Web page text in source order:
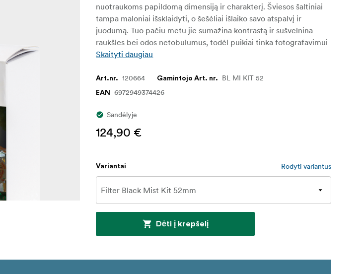
nuotraukoms papildomą dimensiją ir charakterį. Šviesos šaltiniai
tampa maloniai išsklaidyti, o šešėliai išlaiko savo atspalvį ir
juodumą. Tuo pačiu metu jie sumažina kontrastą ir sušvelnina
raukšles bei odos netobulumus, todėl puikiai tinka fotografavimui
Skaityti daugiau
Art.nr. 120664 Gamintojo Art. nr. BL MI KIT 52
EAN 6972949374426
Sandėlyje
124,90 €
Variantai Rodyti variantus
Dėti į krepšelį